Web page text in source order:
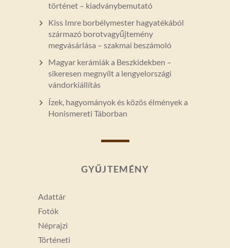
történet – kiadványbemutató
Kiss Imre borbélymester hagyatékából
származó borotvagyűjtemény
megvásárlása – szakmai beszámoló
Magyar kerámiák a Beszkidekben –
sikeresen megnyílt a lengyelországi
vándorkiállítás
Ízek, hagyományok és közös élmények a
Honismereti Táborban
GYŰJTEMÉNY
Adattár
Fotók
Néprajzi
Történeti